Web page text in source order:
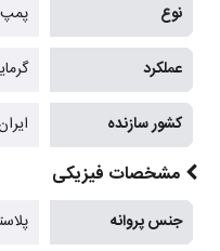
نوع پمپ
عملکرد
کشور سازنده
مشخصات فیزیکی
جنس پروانه